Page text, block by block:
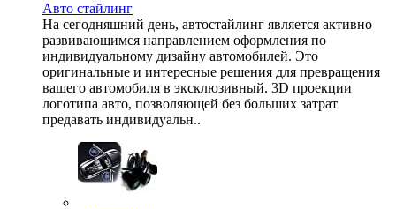
Авто стайлинг
На сегодняшний день, автостайлинг является активно
развивающимся направлением оформления по
индивидуальному дизайну автомобилей. Это
оригинальные и интересные решения для превращения
вашего автомобиля в эксклюзивный. 3D проекции
логотипа авто, позволяющей без больших затрат
предавать индивидуальн..